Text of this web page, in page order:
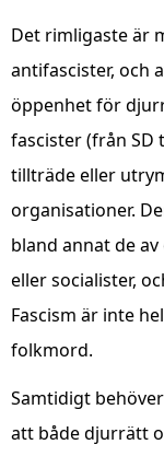
Det rimligaste är
antifascister, och
öppenhet för
fascister (från SD
tillträde eller
organisationer.
bland annat de
eller socialister,
Fascism är inte
folkmord.
Samtidigt
att både djurrätt